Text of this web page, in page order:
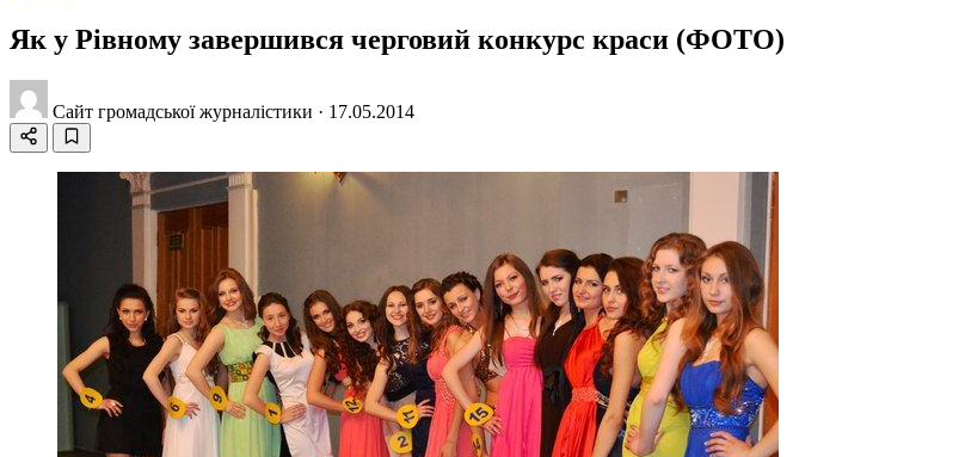
Як у Рівному завершився черговий конкурс краси (ФОТО)
Сайт громадської журналістики · 17.05.2014